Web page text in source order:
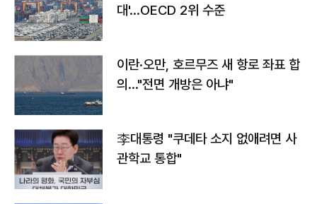
대'…OECD 2위 수준
이란·오만, 호르무즈 새 항로 좌표 합
의…"전면 개방은 아냐"
李대통령 "쿠데타 소지 없애려면 사
관학교 통합"